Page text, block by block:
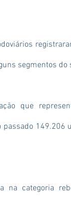
segmentos do
que
149.206
categoria